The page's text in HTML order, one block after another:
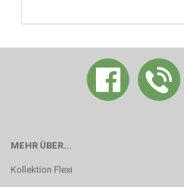
MEHR ÜBER...
Kollektion Flexi